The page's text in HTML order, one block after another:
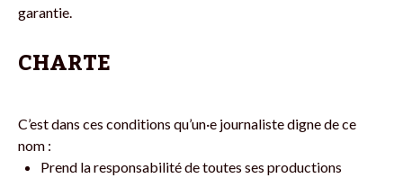
garantie.
CHARTE
C’est dans ces conditions qu’un·e journaliste digne de ce
nom :
Prend la responsabilité de toutes ses productions